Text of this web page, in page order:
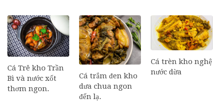
Cá Trê kho Trần
Bì và nước xốt
thơm ngon.
Cá trắm đen kho
dưa chua ngon
đến lạ.
Cá trèn kho nghệ
nước dừa